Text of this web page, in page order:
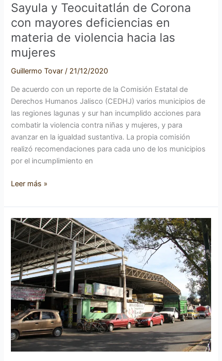
Sayula y Teocuitatlán de Corona
con mayores deficiencias en
materia de violencia hacia las
mujeres
Guillermo Tovar/ 21/12/2020
De acuerdo con un reporte de la Comisión Estatal de
Derechos Humanos Jalisco (CEDHJ) varios municipios de
las regiones lagunas y sur han incumplido acciones para
combatir la violencia contra niñas y mujeres, y para
avanzar en la igualdad sustantiva. La propia comisión
realizó recomendaciones para cada uno de los municipios
por el incumplimiento en
mujeres
Leer más »
Locatarios
del
tianguis
municipal
inconformes
por
retraso
en
obras
de
remodelación
de